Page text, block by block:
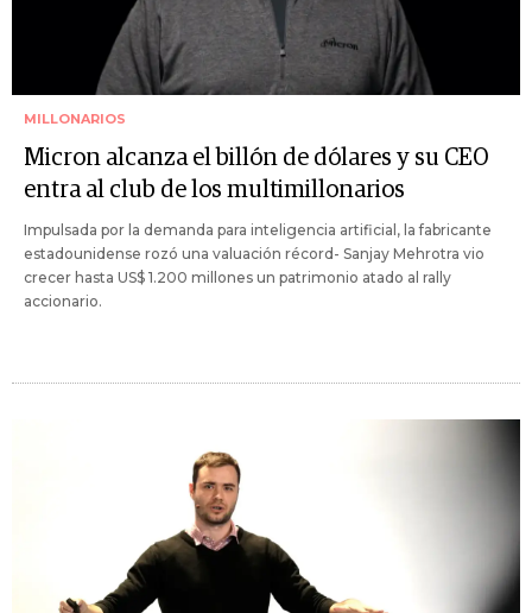
MILLONARIOS
Micron alcanza el billón de dólares y su CEO
entra al club de los multimillonarios
Impulsada por la demanda para inteligencia artificial, la fabricante
estadounidense rozó una valuación récord- Sanjay Mehrotra vio
crecer hasta US$ 1.200 millones un patrimonio atado al rally
accionario.